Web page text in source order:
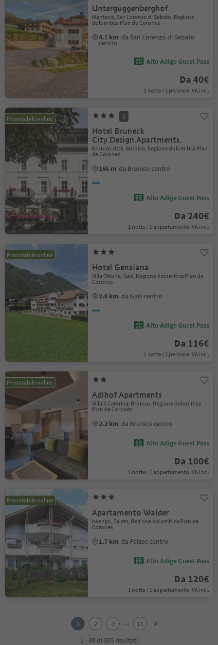
Unterguggenberghof
Mantana, San Lorenzo di Sebato, Regione
dolomitica Plan de Corones
4.1 km da San Lorenzo di Sebato
centro
Alto Adige Guest Pass
Da 40€
1 notte / 2 persone IVA incl.
Prenotabile online S
Hotel Bruneck
City.Design.Apartments.
Brunico città, Brunico, Regione dolomitica Plan
de Corones
186 m da Brunico centro
Alto Adige Guest Pass
Da 240€
1 notte / 1 appartamento IVA incl.
Prenotabile online
Hotel Genziana
Villa Ottone, Gais, Regione dolomitica Plan de
Corones
2.8 km da Gais centro
Alto Adige Guest Pass
Da 116€
1 notte / 2 persone IVA incl.
Prenotabile online
Adlhof Apartments
Villa S.Caterina, Brunico, Regione dolomitica
Plan de Corones
2.2 km da Brunico centro
Alto Adige Guest Pass
Da 100€
1 notte / 1 appartamento IVA incl.
Prenotabile online
Apartamento Walder
Issengo, Falzes, Regione dolomitica Plan de
Corones
1.7 km da Falzes centro
Alto Adige Guest Pass
Da 120€
1 notte / 1 appartamento IVA incl.
1 2 3 ...
11
1 - 30 di 305 risultati